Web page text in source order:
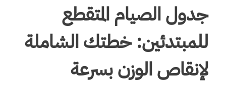
جدول الصيام المتقطع
للمبتدئين: خطتك الشاملة
لإنقاص الوزن بسرعة